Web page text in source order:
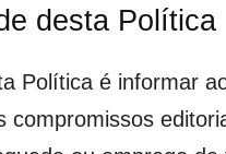
desta Política
Política é informar
compromissos